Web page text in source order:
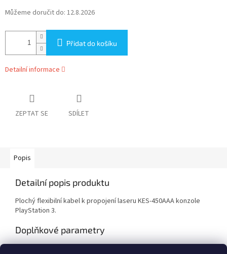
Můžeme doručit do: 12.8.2026
Přidat do košíku
Detailní informace
ZEPTAT SE SDÍLET
Popis
Detailní popis produktu
Plochý flexibilní kabel k propojení laseru KES-450AAA konzole
PlayStation 3.
Doplňkové parametry